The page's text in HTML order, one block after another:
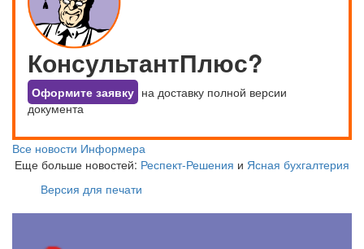
КонсультантПлюс?
Оформите заявку на доставку полной версии
документа
Все новости Информера
Еще больше новостей: Респект-Решения и Ясная бухгалтерия
Версия для печати